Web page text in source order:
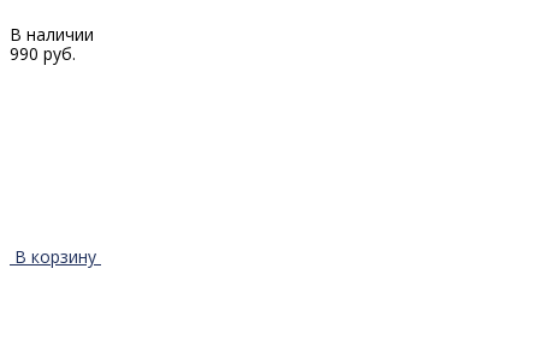
В наличии
990 руб.
В корзину